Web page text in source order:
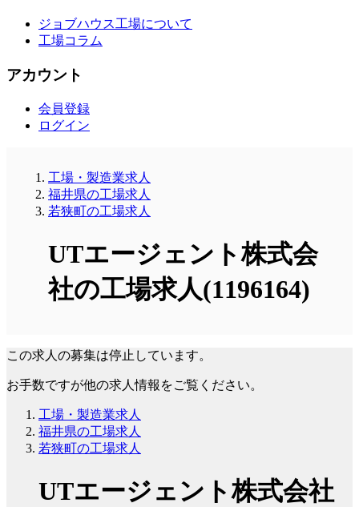
ジョブハウス工場について
工場コラム
アカウント
会員登録
ログイン
工場・製造業求人
福井県の工場求人
若狭町の工場求人
UTエージェント株式会
社の工場求人(1196164)
この求人の募集は停止しています。
お手数ですが他の求人情報をご覧ください。
工場・製造業求人
福井県の工場求人
若狭町の工場求人
UTエージェント株式会社